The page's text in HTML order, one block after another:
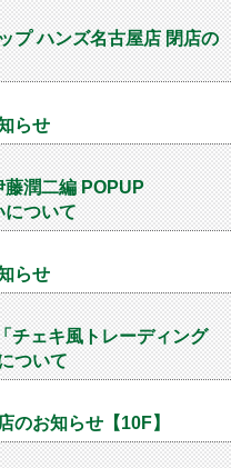
プ ハンズ名古屋店 閉店の
らせ
藤潤二編 POPUP
について
らせ
チェキ風トレーディング
ついて
のお知らせ【10F】